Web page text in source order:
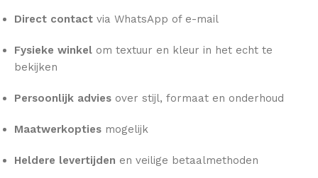
Direct contact via WhatsApp of e-mail
Fysieke winkel om textuur en kleur in het echt te
bekijken
Persoonlijk advies over stijl, formaat en onderhoud
Maatwerkopties mogelijk
Heldere levertijden en veilige betaalmethoden